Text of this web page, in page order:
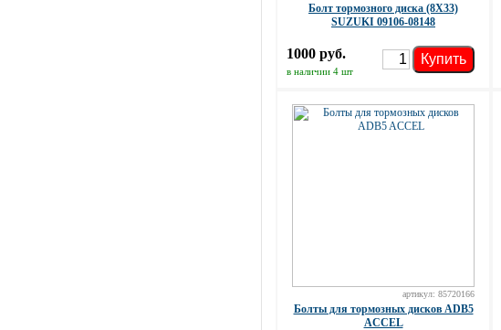
Болт тормозного диска (8X33)
SUZUKI 09106-08148
1000 руб.
в наличии 4 шт
Купить
артикул: 85720166
Болты для тормозных дисков ADB5
ACCEL